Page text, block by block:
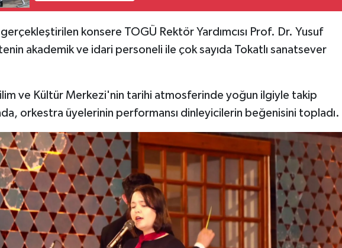
konsere TOGÜ Rektör Yardımcısı Prof. Dr. Yusuf
akademik ve idari personeli ile çok sayıda Tokatlı sanatsever
ve Kültür Merkezi'nin tarihi atmosferinde yoğun ilgiyle takip
orkestra üyelerinin performansı dinleyicilerin beğenisini topladı.